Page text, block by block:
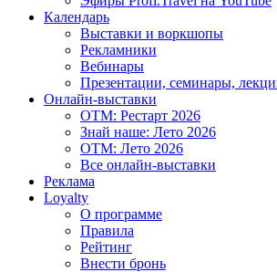
Календарь
Выставки и воркшопы
Рекламники
Вебинары
Презентации, семинары,
Онлайн-выставки
OTM: Рестарт 2026
Знай наше: Лето 2026
OTM: Лето 2026
Все онлайн-выставки
Реклама
Loyalty
О программе
Правила
Рейтинг
Внести бронь